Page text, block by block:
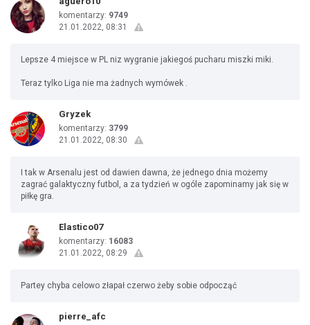
komentarzy: 9749
21.01.2022, 08:31
Lepsze 4 miejsce w PL niz wygranie jakiegoś pucharu miszki miki.
Teraz tylko Liga nie ma żadnych wymówek .
Gryzek
komentarzy: 3799
21.01.2022, 08:30
I tak w Arsenalu jest od dawien dawna, że jednego dnia możemy
zagrać galaktyczny futbol, a za tydzień w ogóle zapominamy jak się w
piłkę gra.
Elastico07
komentarzy: 16083
21.01.2022, 08:29
Partey chyba celowo złapał czerwo żeby sobie odpocząć
pierre_afc